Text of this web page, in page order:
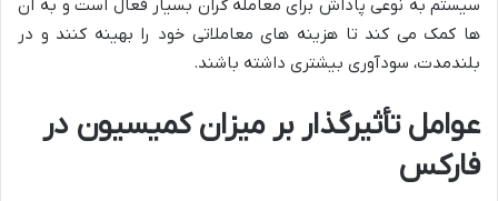
سیستم به نوعی پاداش برای معامله گران بسیار فعال است و به آن
ها کمک می کند تا هزینه های معاملاتی خود را بهینه کنند و در
بلندمدت، سودآوری بیشتری داشته باشند.
عوامل تأثیرگذار بر میزان کمیسیون در
فارکس